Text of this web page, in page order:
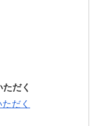
だく
だく